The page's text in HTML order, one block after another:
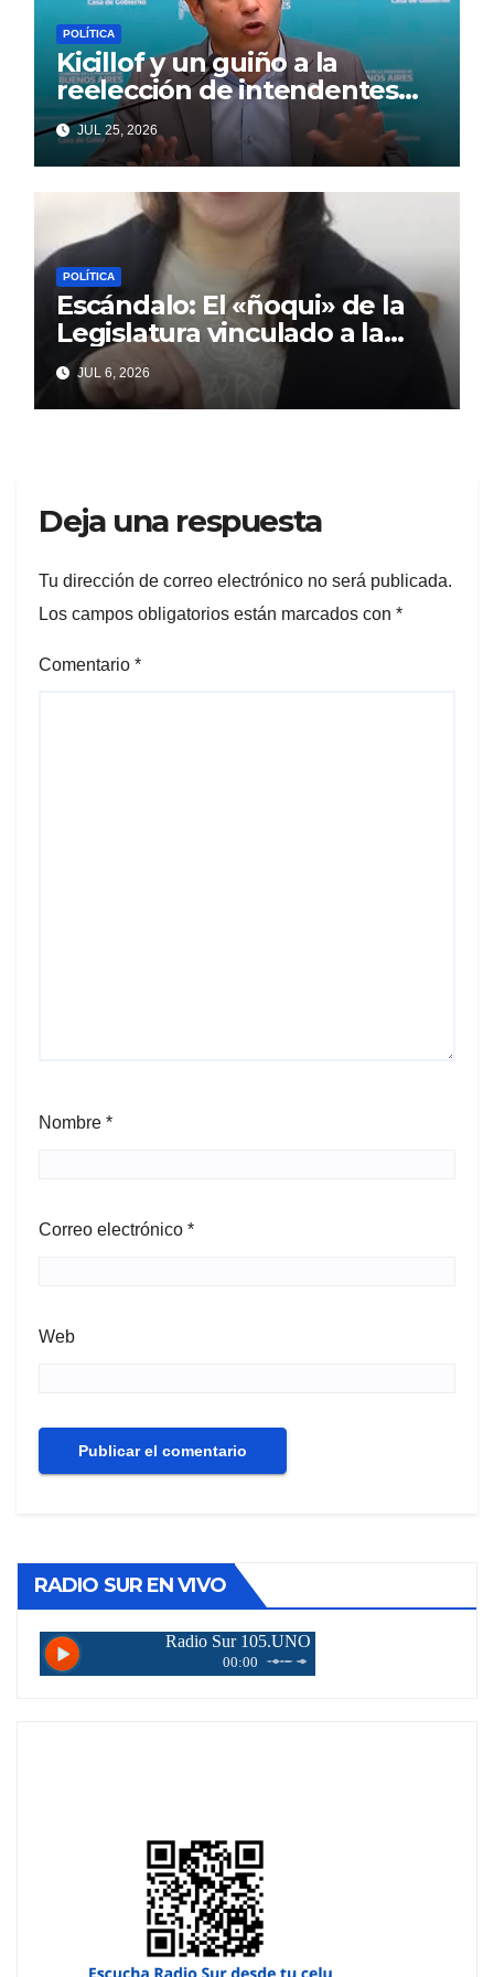
POLÍTICA
Kicillof y un guiño a la
reelección de intendentes
que Cagliardi espera ansioso
JUL 25, 2026
POLÍTICA
Escándalo: El «ñoqui» de la
Legislatura vinculado a la
concejal libertaria no quiere
soltar al «ESTADO»
JUL 6, 2026
Deja una respuesta
Tu dirección de correo electrónico no será publicada.
Los campos obligatorios están marcados con *
Comentario *
Nombre *
Correo electrónico *
Web
RADIO SUR EN VIVO